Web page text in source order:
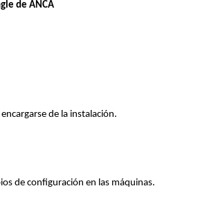
de ANCA
de la instalación.
de configuración en las máquinas.